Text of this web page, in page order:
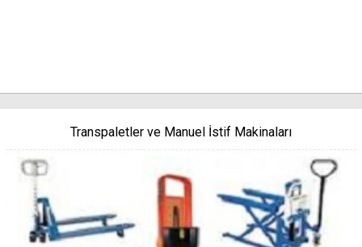
Transpaletler ve Manuel İstif Makinaları